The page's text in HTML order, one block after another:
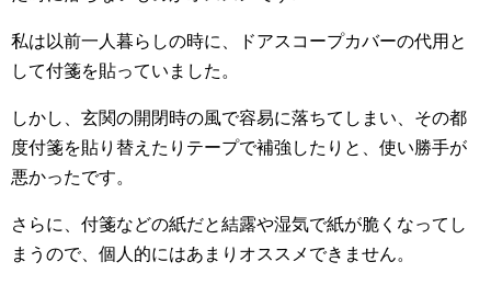
私は以前一人暮らしの時に、ドアスコープカバーの代用と
して付箋を貼っていました。
しかし、玄関の開閉時の風で容易に落ちてしまい、その都
度付箋を貼り替えたりテープで補強したりと、使い勝手が
悪かったです。
さらに、付箋などの紙だと結露や湿気で紙が脆くなってし
まうので、個人的にはあまりオススメできません。